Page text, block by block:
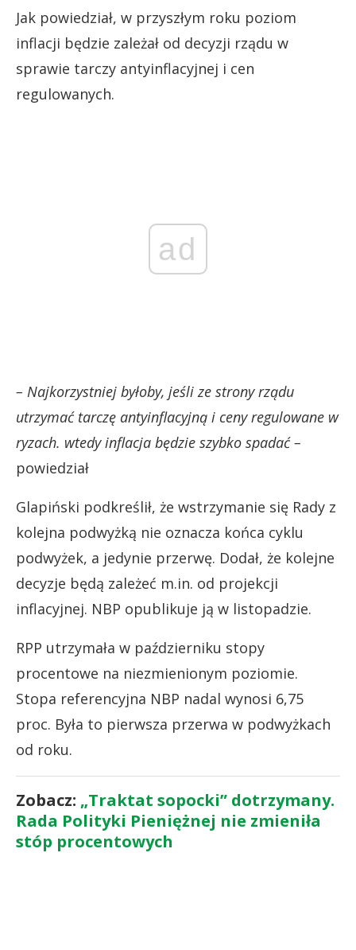
Jak powiedział, w przyszłym roku poziom
inflacji będzie zależał od decyzji rządu w
sprawie tarczy antyinflacyjnej i cen
regulowanych.
ad
– Najkorzystniej byłoby, jeśli ze strony rządu
utrzymać tarczę antyinflacyjną i ceny regulowane w
ryzach. wtedy inflacja będzie szybko spadać –
powiedział
Glapiński podkreślił, że wstrzymanie się Rady z
kolejna podwyżką nie oznacza końca cyklu
podwyżek, a jedynie przerwę. Dodał, że kolejne
decyzje będą zależeć m.in. od projekcji
inflacyjnej. NBP opublikuje ją w listopadzie.
RPP utrzymała w październiku stopy
procentowe na niezmienionym poziomie.
Stopa referencyjna NBP nadal wynosi 6,75
proc. Była to pierwsza przerwa w podwyżkach
od roku.
Zobacz: „Traktat sopocki” dotrzymany.
Rada Polityki Pieniężnej nie zmieniła
stóp procentowych